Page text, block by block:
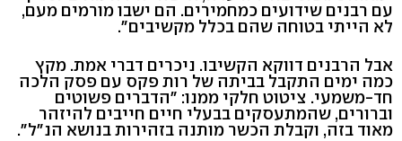
עם רבנים שידועים כמחמירים. הם ישבו מורמים מעם,
לא הייתי בטוחה שהם בכלל מקשיבים".
אבל הרבנים דווקא הקשיבו. ניכרים דברי אמת. מקץ
כמה ימים התקבל בביתה של רות פקס עם פסק הלכה
חד-משמעי. ציטוט חלקי ממנו: "הדברים פשוטים
וברורים, שהמתעסקים בבעלי חיים חייבים להיזהר
מאוד בזה, וקבלת הכשר מותנה בזהירות בנושא הנ"ל".